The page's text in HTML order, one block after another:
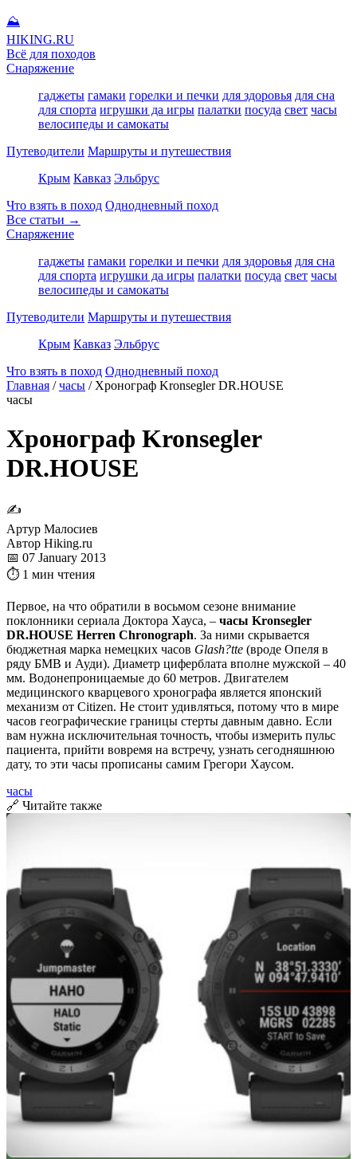
⛰
HIKING.RU
Всё для походов
Снаряжение
гаджеты гамаки горелки и печки для здоровья для сна
для спорта игрушки да игры палатки посуда свет часы
велосипеды и самокаты
Путеводители Маршруты и путешествия
Крым Кавказ Эльбрус
Что взять в поход Однодневный поход
Все статьи →
Снаряжение
гаджеты гамаки горелки и печки для здоровья для сна
для спорта игрушки да игры палатки посуда свет часы
велосипеды и самокаты
Путеводители Маршруты и путешествия
Крым Кавказ Эльбрус
Что взять в поход Однодневный поход
Главная / часы / Хронограф Kronsegler DR.HOUSE
часы
Хронограф Kronsegler
DR.HOUSE
✍
Артур Малосиев
Автор Hiking.ru
📅 07 January 2013
⏱ 1 мин чтения
Первое, на что обратили в восьмом сезоне внимание
поклонники сериала Доктора Хауса, – часы Kronsegler
DR.HOUSE Herren Chronograph. За ними скрывается
бюджетная марка немецких часов Glash?tte (вроде Опеля в
ряду БМВ и Ауди). Диаметр циферблата вполне мужской – 40
мм. Водонепроницаемые до 60 метров. Двигателем
медицинского кварцевого хронографа является японский
механизм от Citizen. Не стоит удивляться, потому что в мире
часов географические границы стерты давным давно. Если
вам нужна исключительная точность, чтобы измерить пульс
пациента, прийти вовремя на встречу, узнать сегодняшнюю
дату, то эти часы прописаны самим Грегори Хаусом.
часы
🔗 Читайте также